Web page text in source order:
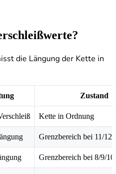
die Längung der Kette in
Zustand
Kette in Ordnung
Grenzbereich bei 11/
Grenzbereich bei 8/9/